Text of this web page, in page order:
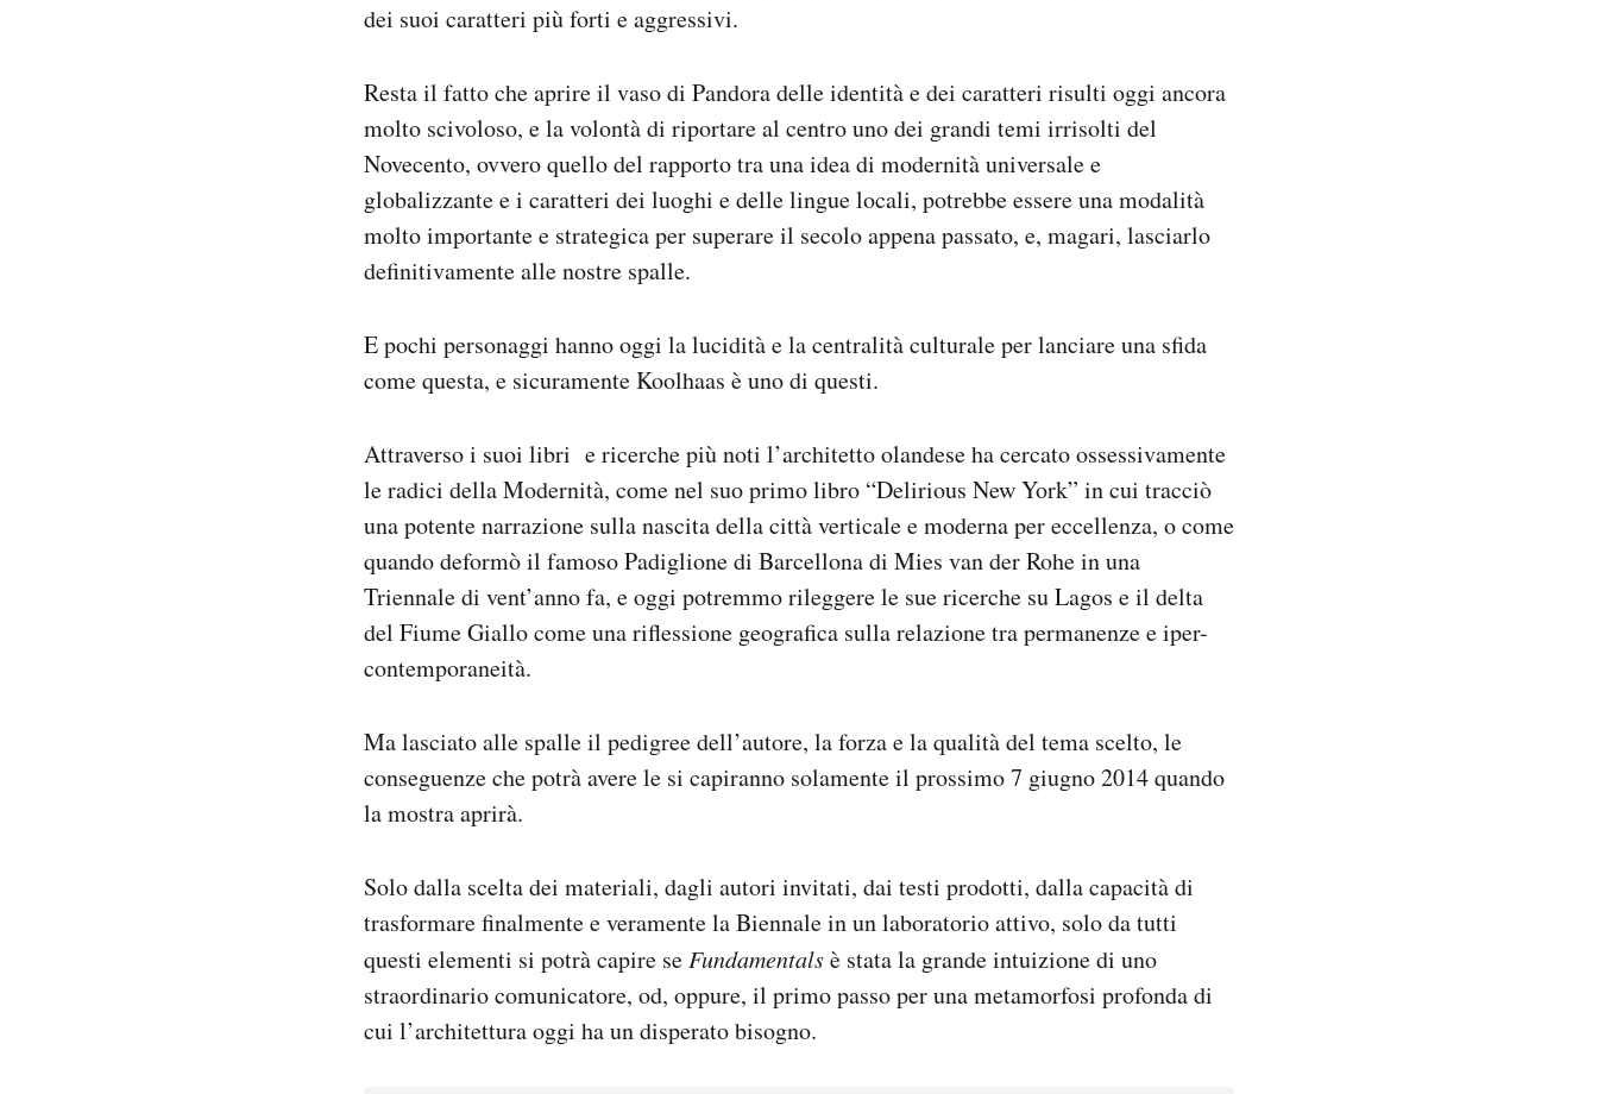
dei suoi caratteri più forti e aggressivi.
Resta il fatto che aprire il vaso di Pandora delle identità e dei caratteri risulti oggi ancora
molto scivoloso, e la volontà di riportare al centro uno dei grandi temi irrisolti del
Novecento, ovvero quello del rapporto tra una idea di modernità universale e
globalizzante e i caratteri dei luoghi e delle lingue locali, potrebbe essere una modalità
molto importante e strategica per superare il secolo appena passato, e, magari, lasciarlo
definitivamente alle nostre spalle.
E pochi personaggi hanno oggi la lucidità e la centralità culturale per lanciare una sfida
come questa, e sicuramente Koolhaas è uno di questi.
Attraverso i suoi libri e ricerche più noti l’architetto olandese ha cercato ossessivamente
le radici della Modernità, come nel suo primo libro “Delirious New York” in cui tracciò
una potente narrazione sulla nascita della città verticale e moderna per eccellenza, o come
quando deformò il famoso Padiglione di Barcellona di Mies van der Rohe in una
Triennale di vent’anno fa, e oggi potremmo rileggere le sue ricerche su Lagos e il delta
del Fiume Giallo come una riflessione geografica sulla relazione tra permanenze e iper-
contemporaneità.
Ma lasciato alle spalle il pedigree dell’autore, la forza e la qualità del tema scelto, le
conseguenze che potrà avere le si capiranno solamente il prossimo 7 giugno 2014 quando
la mostra aprirà.
Solo dalla scelta dei materiali, dagli autori invitati, dai testi prodotti, dalla capacità di
trasformare finalmente e veramente la Biennale in un laboratorio attivo, solo da tutti
questi elementi si potrà capire se Fundamentalsè stata la grande intuizione di uno
straordinario comunicatore, od, oppure, il primo passo per una metamorfosi profonda di
cui l’architettura oggi ha un disperato bisogno.